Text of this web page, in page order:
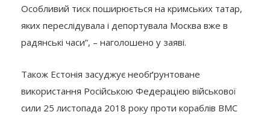
Особливий тиск поширюється на кримських татар,
яких переслідувала і депортувала Москва вже в
радянські часи”, – наголошено у заяві.
Також Естонія засуджує необґрунтоване
використання Російською Федерацією військової
сили 25 листопада 2018 року проти кораблів ВМС